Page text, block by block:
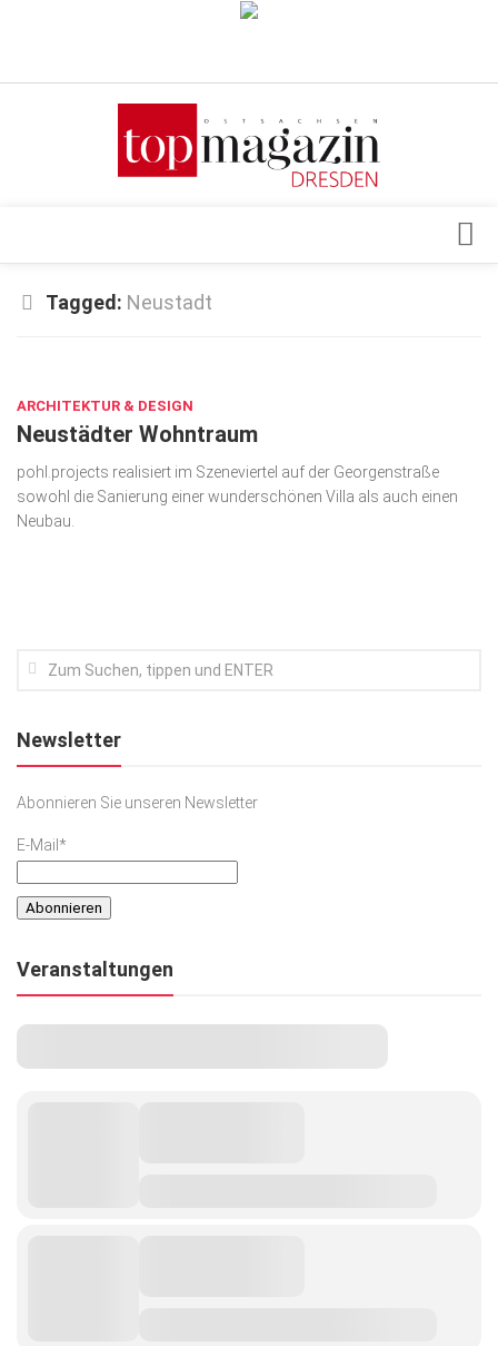
Verkaufsstellen
Top Gesundheitsforum Dresden / Ostsachsen
Geschäft
gesund & schön
Gesellschaft
Kunst & Kultur
SACHSEN IN PARIS
Tagged: Neustadt
ARCHITEKTUR & DESIGN
Neustädter Wohntraum
pohl.projects realisiert im Szeneviertel auf der Georgenstraße
sowohl die Sanierung einer wunderschönen Villa als auch einen
Neubau.
Newsletter
Abonnieren Sie unseren Newsletter
E-Mail*
Veranstaltungen